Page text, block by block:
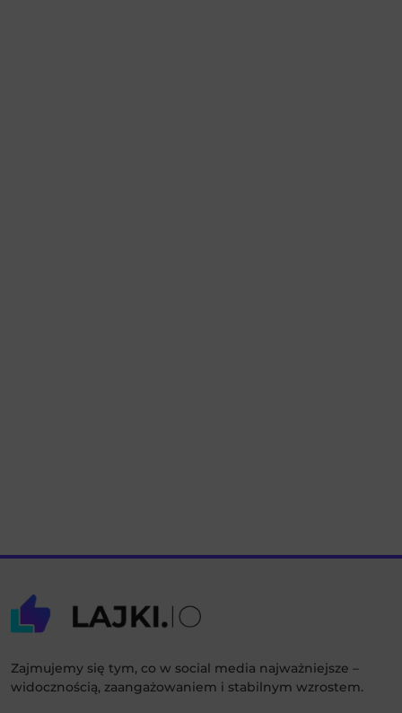
Zajmujemy się tym, co w social media najważniejsze –
widocznością, zaangażowaniem i stabilnym wzrostem.